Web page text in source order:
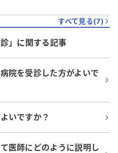
すべて見る(7)
」に関する記事
院を受診した方がよいで
いですか？
医師にどのように説明し